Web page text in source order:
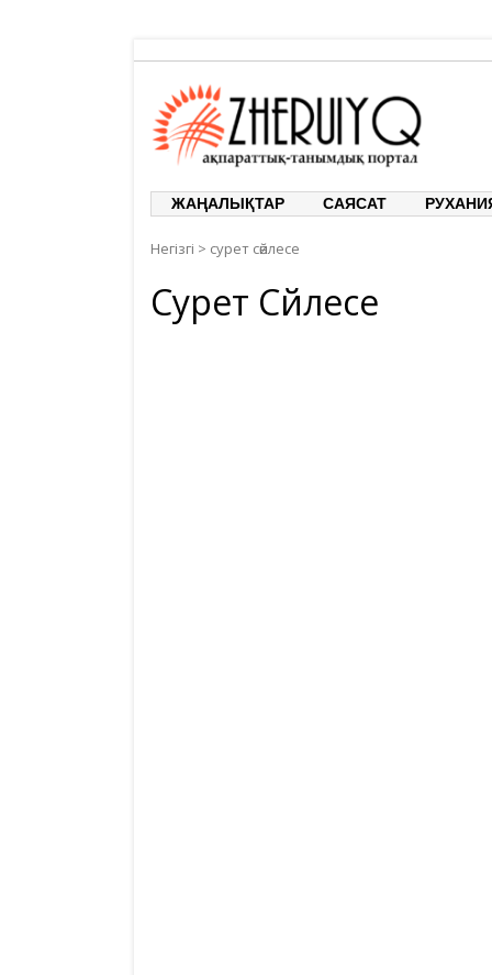
ЖАҢАЛЫҚТАР САЯСАТ
Негізгі > сурет сөйлесе
Сурет Сөйлесе